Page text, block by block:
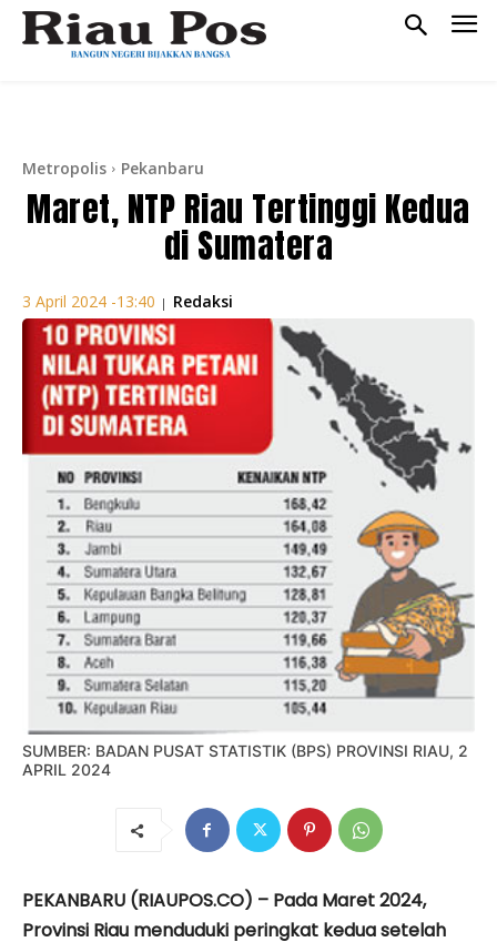
Metropolis Pekanbaru
Maret, NTP Riau Tertinggi Kedua
di Sumatera
3 April 2024 -13:40 | Redaksi
SUMBER: BADAN PUSAT STATISTIK (BPS) PROVINSI RIAU, 2
APRIL 2024
PEKANBARU (RIAUPOS.CO) – Pada Maret 2024,
Provinsi Riau menduduki peringkat kedua setelah